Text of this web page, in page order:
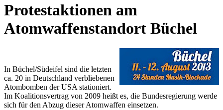
Protestaktionen am
Atomwaffenstandort Büchel
In Büchel/Südeifel sind die letzten
ca. 20 in Deutschland verbliebenen
Atombomben der USA stationiert.
Im Koalitionsvertrag von 2009 heißt es, die Bundesregierung werde
sich für den Abzug dieser Atomwaffen einsetzen.